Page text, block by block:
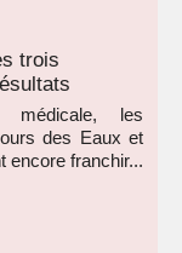
trois
les
des Eaux et
encore franchir...